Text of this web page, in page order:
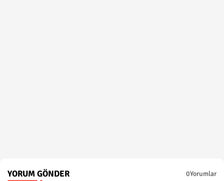
YORUM GÖNDER 0Yorumlar